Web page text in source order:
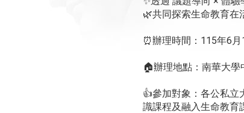
🌿共同探索生命教育在
⏰辦理時間：115年6
🏠辦理地點：南華大學
👍參加對象：各公私立
識課程及融入生命教育